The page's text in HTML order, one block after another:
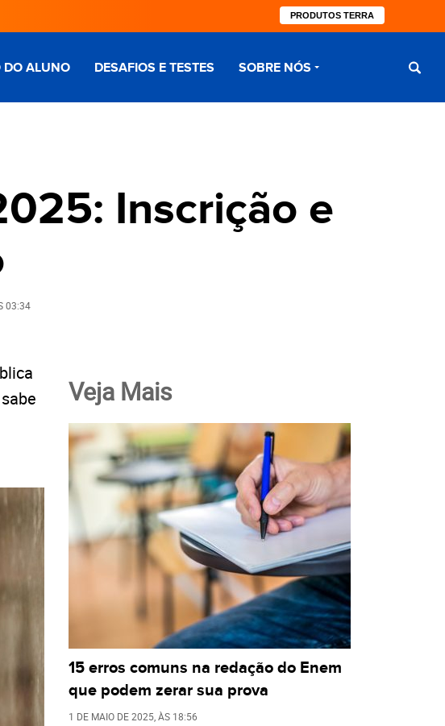
PRODUTOS TERRA
DO ALUNO DESAFIOS E TESTES SOBRE NÓS
Inscrição e
03:34
Veja Mais
15 erros comuns na redação do Enem
que podem zerar sua prova
1 DE MAIO DE 2025 , ÀS 18:56